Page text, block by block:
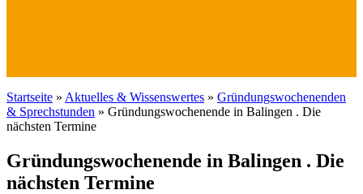
Startseite » Aktuelles & Wissenswertes » Gründungswochenenden
& Sprechstunden » Gründungswochenende in Balingen . Die
nächsten Termine
Gründungswochenende in Balingen . Die
nächsten Termine